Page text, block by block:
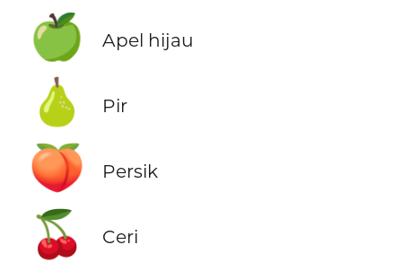
🍏 Apel hijau
🍐 Pir
🍑 Persik
🍒 Ceri